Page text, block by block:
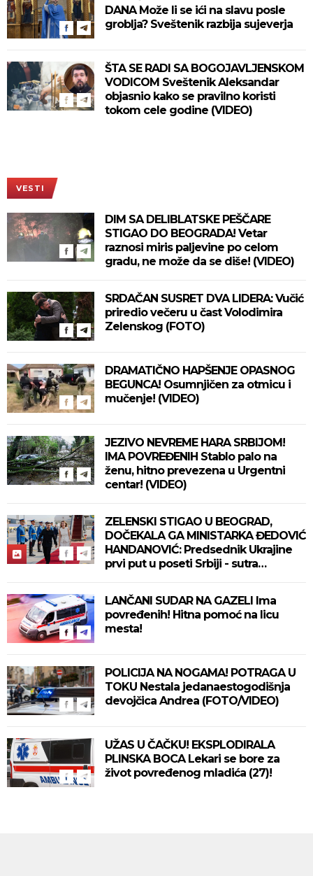
DANA Može li se ići na slavu posle
groblja? Sveštenik razbija sujeverja
ŠTA SE RADI SA BOGOJAVLJENSKOM
VODICOM Sveštenik Aleksandar
objasnio kako se pravilno koristi
tokom cele godine (VIDEO)
VESTI
DIM SA DELIBLATSKE PEŠČARE
STIGAO DO BEOGRADA! Vetar
raznosi miris paljevine po celom
gradu, ne može da se diše! (VIDEO)
SRDAČAN SUSRET DVA LIDERA: Vučić
priredio večeru u čast Volodimira
Zelenskog (FOTO)
DRAMATIČNO HAPŠENJE OPASNOG
BEGUNCA! Osumnjičen za otmicu i
mučenje! (VIDEO)
JEZIVO NEVREME HARA SRBIJOM!
IMA POVREĐENIH Stablo palo na
ženu, hitno prevezena u Urgentni
centar! (VIDEO)
ZELENSKI STIGAO U BEOGRAD,
DOČEKALA GA MINISTARKA ĐEDOVIĆ
HANDANOVIĆ: Predsednik Ukrajine
prvi put u poseti Srbiji - sutra
LANČANI SUDAR NA GAZELI Ima
povređenih! Hitna pomoć na licu
mesta!
POLICIJA NA NOGAMA! POTRAGA U
TOKU Nestala jedanaestogodišnja
devojčica Andrea (FOTO/VIDEO)
UŽAS U ČAČKU! EKSPLODIRALA
PLINSKA BOCA Lekari se bore za
život povređenog mladića (27)!